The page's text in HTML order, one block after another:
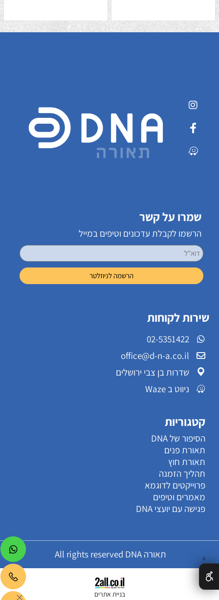
שמרו על קשר
הרשמו לקבלת עדכונים וטיפים במייל
שירות לקוחות
02-5351422
office@d-n-a.co.il
שדרות בן צבי ירושלים
ניווט ב Waze
קטגוריות
הסיפור של DNA
תאורת פנים
תאורת חוץ
תהליך הזמנה
פרוייקטים לדוגמא
מאמרים וטיפים
פגישה עם יועצי DNA
תאורה All rights reserved DNA
בניית אתרים
✕